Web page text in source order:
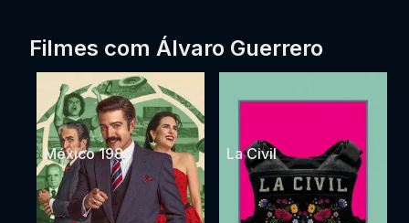
Filmes com Álvaro Guerrero
México 1986 La Civil